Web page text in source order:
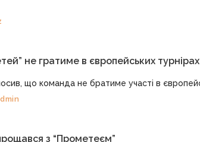
не гратиме в європейських
що команда не братиме участі в
з “Прометеєм”